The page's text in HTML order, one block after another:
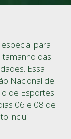
para
das
Essa
Nacional de
de Esportes
06 e 08 de
inclui